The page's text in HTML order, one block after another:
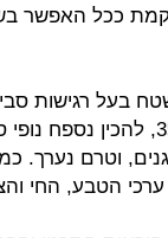
ככל האפשר
בעל רגישות
התוכנית, על פי הוראות תמ"א
וטרם נערך.
ערכי הטבע, החי